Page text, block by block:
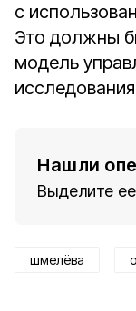
с
Это должны
модель
Нашли
Выделите
шмелёва